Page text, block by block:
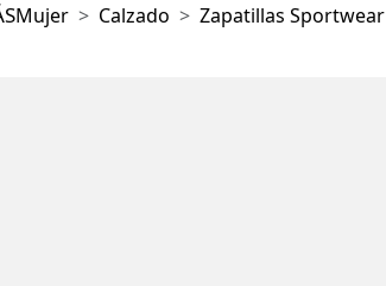
Mujer Calzado Zapatillas Sportwear